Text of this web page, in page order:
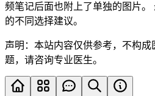
频笔记后面也附上了单独的图片
的不同选择建议。
声明：本站内容仅供参考，不构成
题，请咨询专业医生。